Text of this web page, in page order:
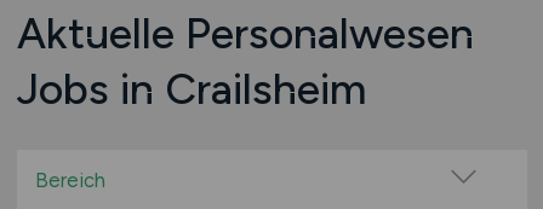
Aktuelle Personalwesen
Jobs in Crailsheim
Bereich